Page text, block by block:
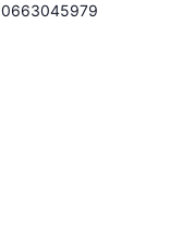
0663045979